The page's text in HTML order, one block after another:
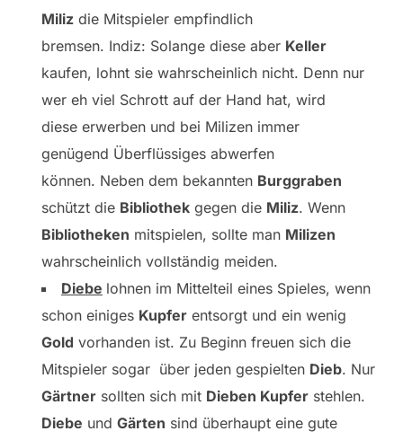
Miliz die Mitspieler empfindlich
bremsen. Indiz: Solange diese aber Keller
kaufen, lohnt sie wahrscheinlich nicht. Denn nur
wer eh viel Schrott auf der Hand hat, wird
diese erwerben und bei Milizen immer
genügend Überflüssiges abwerfen
können. Neben dem bekannten Burggraben
schützt die Bibliothek gegen die Miliz. Wenn
Bibliotheken mitspielen, sollte man Milizen
wahrscheinlich vollständig meiden.
Diebe lohnen im Mittelteil eines Spieles, wenn
schon einiges Kupfer entsorgt und ein wenig
Gold vorhanden ist. Zu Beginn freuen sich die
Mitspieler sogar über jeden gespielten Dieb. Nur
Gärtner sollten sich mit Dieben Kupfer stehlen.
Diebe und Gärten sind überhaupt eine gute